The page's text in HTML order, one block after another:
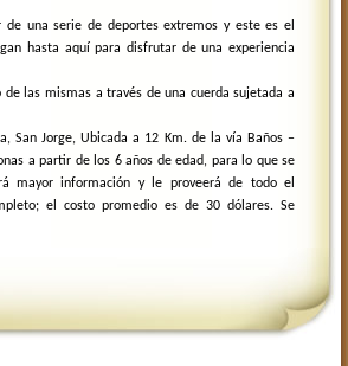
una serie de deportes extremos y este es el
hasta aquí para disfrutar de una experiencia
de las mismas a través de una cuerda sujetada a
San Jorge, Ubicada a 12 Km. de la vía Baños –
a partir de los 6 años de edad, para lo que se
mayor información y le proveerá de todo el
el costo promedio es de 30 dólares. Se